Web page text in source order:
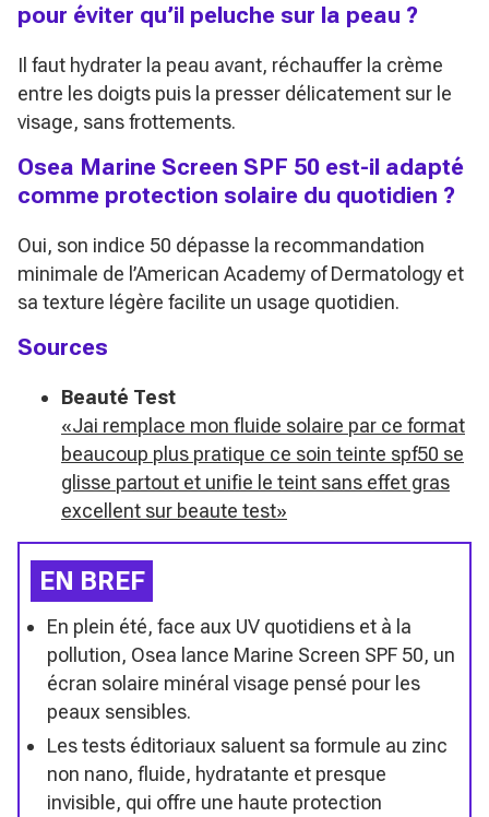
pour éviter qu’il peluche sur la peau ?
Il faut hydrater la peau avant, réchauffer la crème
entre les doigts puis la presser délicatement sur le
visage, sans frottements.
Osea Marine Screen SPF 50 est-il adapté
comme protection solaire du quotidien ?
Oui, son indice 50 dépasse la recommandation
minimale de l’American Academy of Dermatology et
sa texture légère facilite un usage quotidien.
Sources
Beauté Test
«Jai remplace mon fluide solaire par ce format
beaucoup plus pratique ce soin teinte spf50 se
glisse partout et unifie le teint sans effet gras
excellent sur beaute test»
EN BREF
En plein été, face aux UV quotidiens et à la
pollution, Osea lance Marine Screen SPF 50, un
écran solaire minéral visage pensé pour les
peaux sensibles.
Les tests éditoriaux saluent sa formule au zinc
non nano, fluide, hydratante et presque
invisible, qui offre une haute protection